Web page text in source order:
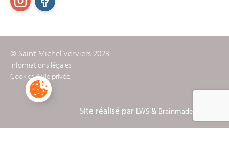
© Saint-Michel Verviers 2023
Informations légales
Cookies & Vie privée
Site réalisé par LWS & Brainmade Agency